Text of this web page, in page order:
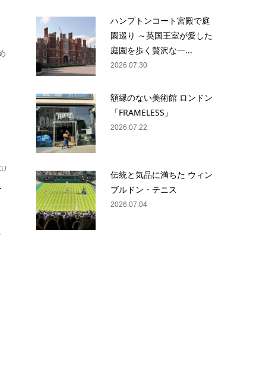
ハンプトンコート宮殿で庭
園巡り ～英国王室が愛した
庭園を歩く贅沢な一...
2026.07.30
額縁のない美術館 ロンドン
「FRAMELESS」
2026.07.22
伝統と気品に満ちた ウィン
ブルドン・テニス
2026.07.04